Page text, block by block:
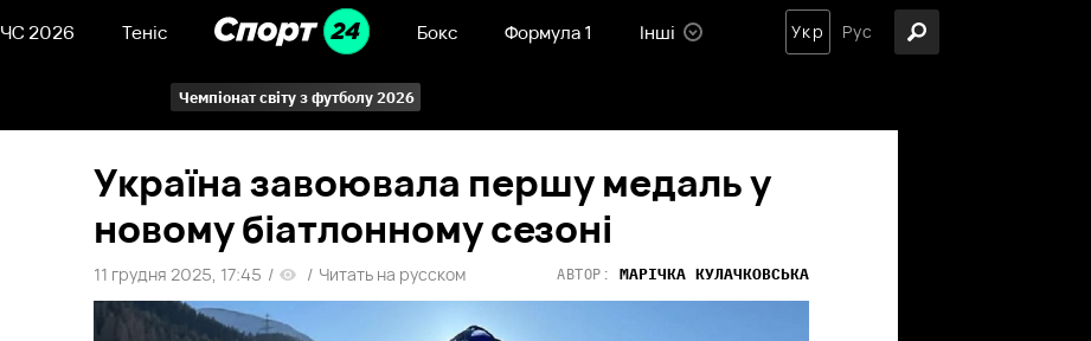
ЧС 2026 Теніс Бокс Формула 1 Інші Укр Рус
Чемпіонат світу з футболу 2026
Україна завоювала першу медаль у
новому біатлонному сезоні
11 грудня 2025, 17:45 / / Читать на русском АВТОР: МАРІЧКА КУЛАЧКОВСЬКА